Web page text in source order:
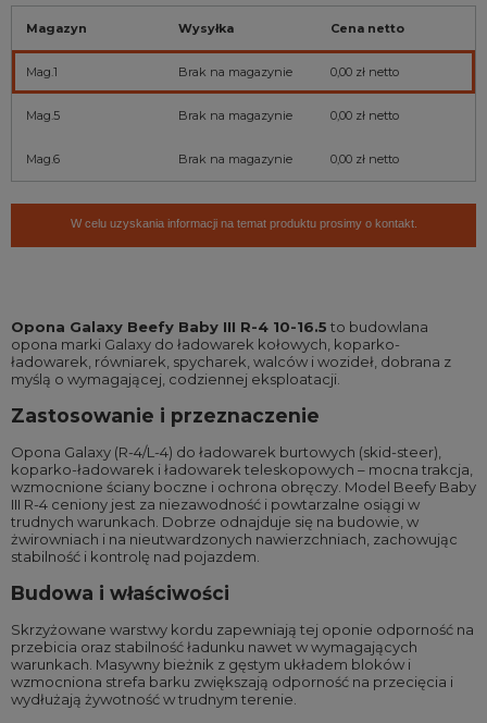
Magazyn Wysyłka Cena netto
Mag.1 Brak na magazynie 0,00 złnetto
Mag.5 Brak na magazynie 0,00 złnetto
Mag.6 Brak na magazynie 0,00 złnetto
W celu uzyskania informacji na temat produktu prosimy o kontakt.
Opona Galaxy Beefy Baby III R-4 10-16.5 to budowlana
opona marki Galaxy do ładowarek kołowych, koparko-
ładowarek, równiarek, spycharek, walców i wozideł, dobrana z
myślą o wymagającej, codziennej eksploatacji.
Zastosowanie i przeznaczenie
Opona Galaxy (R-4/L-4) do ładowarek burtowych (skid-steer),
koparko-ładowarek i ładowarek teleskopowych – mocna trakcja,
wzmocnione ściany boczne i ochrona obręczy. Model Beefy Baby
III R-4 ceniony jest za niezawodność i powtarzalne osiągi w
trudnych warunkach. Dobrze odnajduje się na budowie, w
żwirowniach i na nieutwardzonych nawierzchniach, zachowując
stabilność i kontrolę nad pojazdem.
Budowa i właściwości
Skrzyżowane warstwy kordu zapewniają tej oponie odporność na
przebicia oraz stabilność ładunku nawet w wymagających
warunkach. Masywny bieżnik z gęstym układem bloków i
wzmocniona strefa barku zwiększają odporność na przecięcia i
wydłużają żywotność w trudnym terenie.